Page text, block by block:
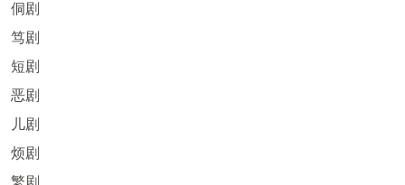
侗剧
笃剧
短剧
恶剧
儿剧
烦剧
繁剧